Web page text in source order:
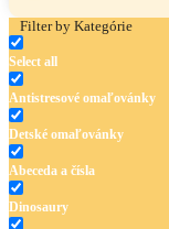
Filter by Kategórie
Select all
Antistresové omaľovánky
Detské omaľovánky
Abeceda a čísla
Dinosaury